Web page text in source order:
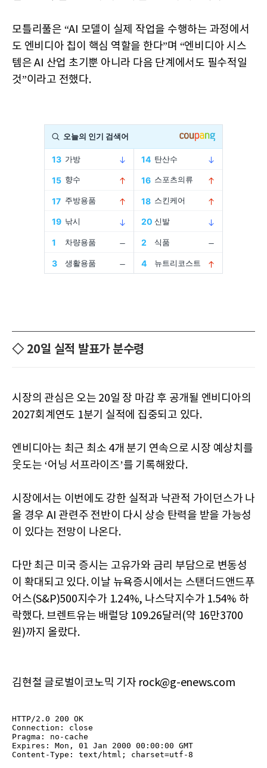
모틀리풀은 “AI 모델이 실제 작업을 수행하는 과정에서
도 엔비디아 칩이 핵심 역할을 한다”며 “엔비디아 시스
템은 AI 산업 초기뿐 아니라 다음 단계에서도 필수적일
것”이라고 전했다.
◇ 20일 실적 발표가 분수령
시장의 관심은 오는 20일 장 마감 후 공개될 엔비디아의
2027회계연도 1분기 실적에 집중되고 있다.
엔비디아는 최근 최소 4개 분기 연속으로 시장 예상치를
웃도는 ‘어닝 서프라이즈’를 기록해왔다.
시장에서는 이번에도 강한 실적과 낙관적 가이던스가 나
올 경우 AI 관련주 전반이 다시 상승 탄력을 받을 가능성
이 있다는 전망이 나온다.
다만 최근 미국 증시는 고유가와 금리 부담으로 변동성
이 확대되고 있다. 이날 뉴욕증시에서는 스탠더드앤드푸
어스(S&P)500지수가 1.24%, 나스닥지수가 1.54% 하
락했다. 브렌트유는 배럴당 109.26달러(약 16만3700
원)까지 올랐다.
김현철 글로벌이코노믹 기자 rock@g-enews.com